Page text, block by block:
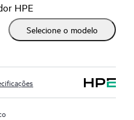
e RI oferecem
com alto
selecionados para
de leitura, como
e inicialização/troca.
HPE
Selecione o modelo